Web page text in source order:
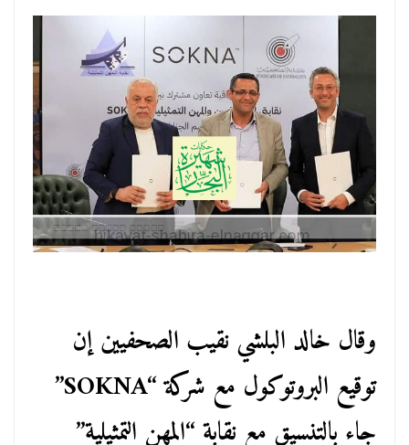
وقال خالد البلشي نقيب الصحفيين إن
توقيع البروتوكول مع شركة “SOKNA”
جاء بالتنسيق مع نقابة “المهن التمثيلية”